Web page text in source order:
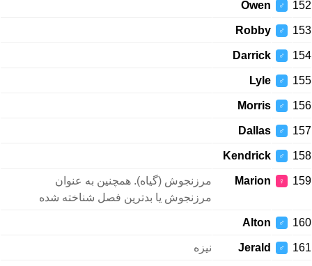
152
♂
Owen
153
♂
Robby
154
♂
Darrick
155
♂
Lyle
156
♂
Morris
157
♂
Dallas
158
♂
Kendrick
159
♀
Marion
مرزنجوش (گیاه). همچنین به عنوان
مرزنجوش یا بدترین فصل شناخته شده
160
♂
Alton
161
♂
Jerald نیزه